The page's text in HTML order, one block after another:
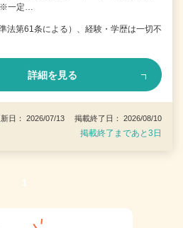
※一定…
法第61条による）、経験・学歴は一切不
詳細を見る
日： 2026/07/13 掲載終了日： 2026/08/10
掲載終了まであと3日
1